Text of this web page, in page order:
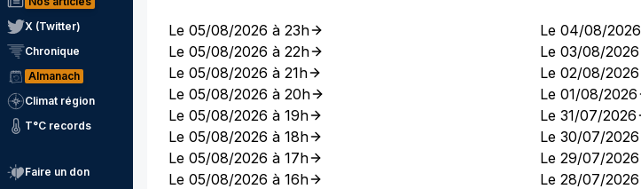
X (Twitter)
Chronique
Almanach
Climat région
T°C records
Faire un don
Le 05/08/2026 à 23h
Le 05/08/2026 à 22h
Le 05/08/2026 à 21h
Le 05/08/2026 à 20h
Le 05/08/2026 à 19h
Le 05/08/2026 à 18h
Le 05/08/2026 à 17h
Le 05/08/2026 à 16h
Le 04/08/2026
Le 03/08/2026
Le 02/08/2026
Le 01/08/2026
Le 31/07/2026
Le 30/07/2026
Le 29/07/2026
Le 28/07/2026